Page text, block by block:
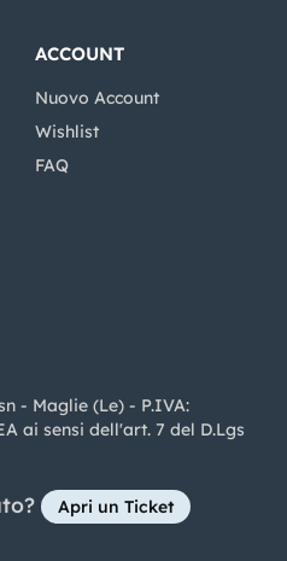
ACCOUNT
Nuovo Account
Wishlist
FAQ
- Maglie (Le) - P.IVA:
ai sensi dell'art. 7 del D.Lgs
Apri un Ticket